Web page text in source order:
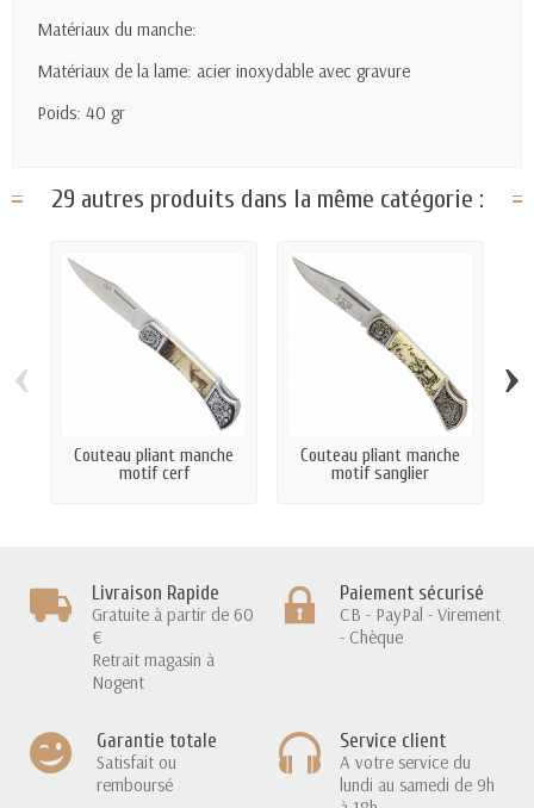
Matériaux du manche:
Matériaux de la lame: acier inoxydable avec gravure
Poids: 40 gr
29 autres produits dans la même catégorie :
Couteau pliant manche
motif cerf
Couteau pliant manche
motif sanglier
‹ ›
Livraison Rapide
Gratuite à partir de 60
€
Retrait magasin à
Nogent
Paiement sécurisé
CB - PayPal - Virement
- Chèque
Garantie totale
Satisfait ou
remboursé
Service client
A votre service du
lundi au samedi de 9h